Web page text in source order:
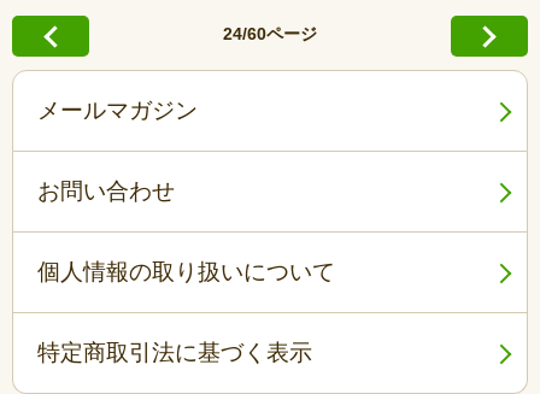
24/60ページ
メールマガジン
お問い合わせ
個人情報の取り扱いについて
特定商取引法に基づく表示